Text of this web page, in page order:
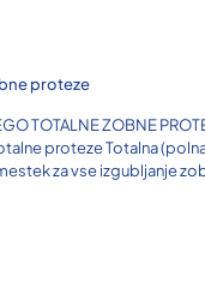
proteze
TOTALNE ZOBNE
proteze Totalna
za vse izgubljanje